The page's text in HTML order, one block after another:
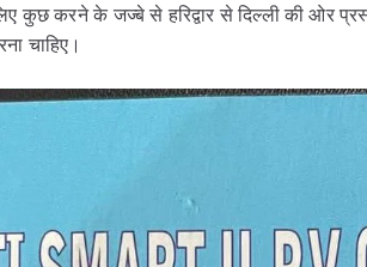
कुछ करने के जज्बे से हरिद्वार से दिल्ली की ओर
चाहिए।